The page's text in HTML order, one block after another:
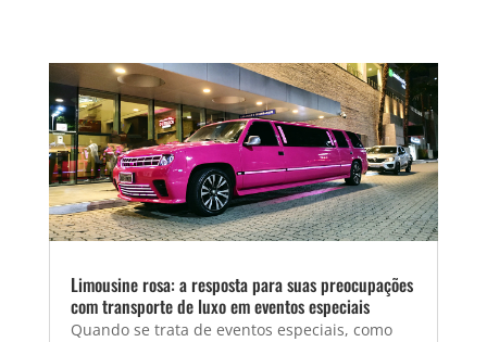
Limousine rosa: a resposta para suas preocupações
com transporte de luxo em eventos especiais
Quando se trata de eventos especiais, como